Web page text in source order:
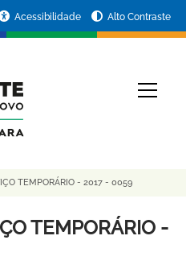
Acessibilidade Alto Contraste
TEMPORÁRIO - 2017 - 0059
TEMPORÁRIO -